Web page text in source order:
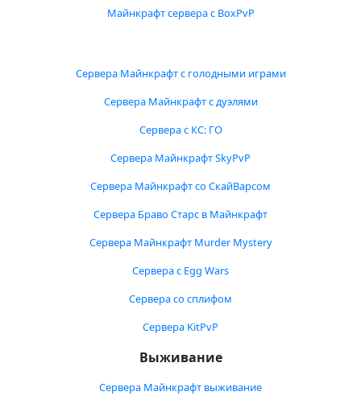
Майнкрафт сервера с BoxPvP
Сервера Майнкрафт с голодными играми
Сервера Майнкрафт с дуэлями
Сервера с КС: ГО
Сервера Майнкрафт SkyPvP
Сервера Майнкрафт со СкайВарсом
Сервера Браво Старс в Майнкрафт
Сервера Майнкрафт Murder Mystery
Сервера с Egg Wars
Сервера со сплифом
Сервера KitPvP
Выживание
Сервера Майнкрафт выживание